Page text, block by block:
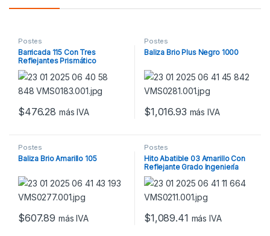
Postes
Barricada 115 Con Tres
Reflejantes Prismático
$476.28 más IVA
Postes
Baliza Brio Plus Negro 1000
$1,016.93 más IVA
Postes
Baliza Brio Amarillo 105
$607.89 más IVA
Postes
Hito Abatible 03 Amarillo Con
Reflejante Grado Ingeniería
$1,089.41 más IVA